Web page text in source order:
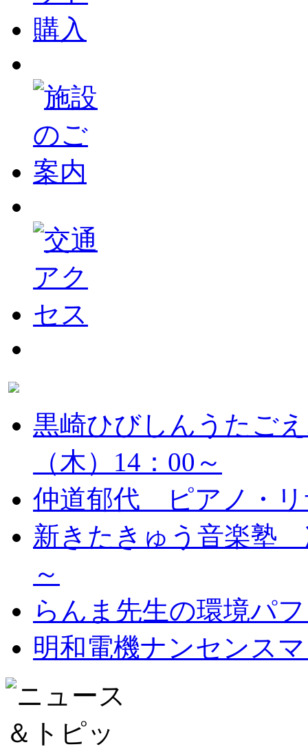
黒崎ひびしんうたご
（木）14：00～
仲道郁代 ピアノ・リ
新きたきゅう音楽塾
～
らんま先生の環境パ
明和電機ナンセンス